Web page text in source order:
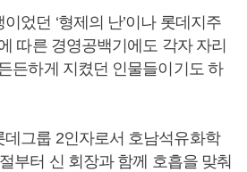
었던 ‘형제의 난’이나 롯데지주
따른 경영공백기에도 각자 자리
든하게 지켰던 인물들이기도 하
데그룹 2인자로서 호남석유화학
부터 신 회장과 함께 호흡을 맞춰